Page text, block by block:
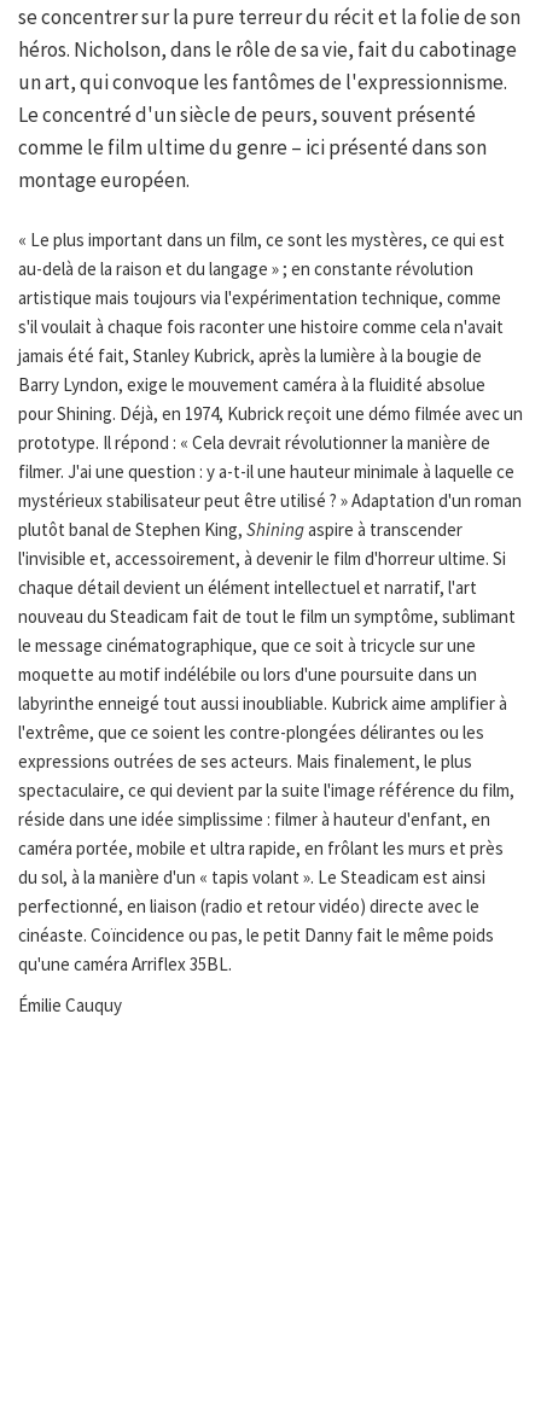
se concentrer sur la pure terreur du récit et la folie de son
héros. Nicholson, dans le rôle de sa vie, fait du cabotinage
un art, qui convoque les fantômes de l'expressionnisme.
Le concentré d'un siècle de peurs, souvent présenté
comme le film ultime du genre – ici présenté dans son
montage européen.
« Le plus important dans un film, ce sont les mystères, ce qui est
au-delà de la raison et du langage » ; en constante révolution
artistique mais toujours via l'expérimentation technique, comme
s'il voulait à chaque fois raconter une histoire comme cela n'avait
jamais été fait, Stanley Kubrick, après la lumière à la bougie de
Barry Lyndon, exige le mouvement caméra à la fluidité absolue
pour Shining. Déjà, en 1974, Kubrick reçoit une démo filmée avec un
prototype. Il répond : « Cela devrait révolutionner la manière de
filmer. J'ai une question : y a-t-il une hauteur minimale à laquelle ce
mystérieux stabilisateur peut être utilisé ? » Adaptation d'un roman
plutôt banal de Stephen King, Shiningaspire à transcender
l'invisible et, accessoirement, à devenir le film d'horreur ultime. Si
chaque détail devient un élément intellectuel et narratif, l'art
nouveau du Steadicam fait de tout le film un symptôme, sublimant
le message cinématographique, que ce soit à tricycle sur une
moquette au motif indélébile ou lors d'une poursuite dans un
labyrinthe enneigé tout aussi inoubliable. Kubrick aime amplifier à
l'extrême, que ce soient les contre-plongées délirantes ou les
expressions outrées de ses acteurs. Mais finalement, le plus
spectaculaire, ce qui devient par la suite l'image référence du film,
réside dans une idée simplissime : filmer à hauteur d'enfant, en
caméra portée, mobile et ultra rapide, en frôlant les murs et près
du sol, à la manière d'un « tapis volant ». Le Steadicam est ainsi
perfectionné, en liaison (radio et retour vidéo) directe avec le
cinéaste. Coïncidence ou pas, le petit Danny fait le même poids
qu'une caméra Arriflex 35BL.
Émilie Cauquy